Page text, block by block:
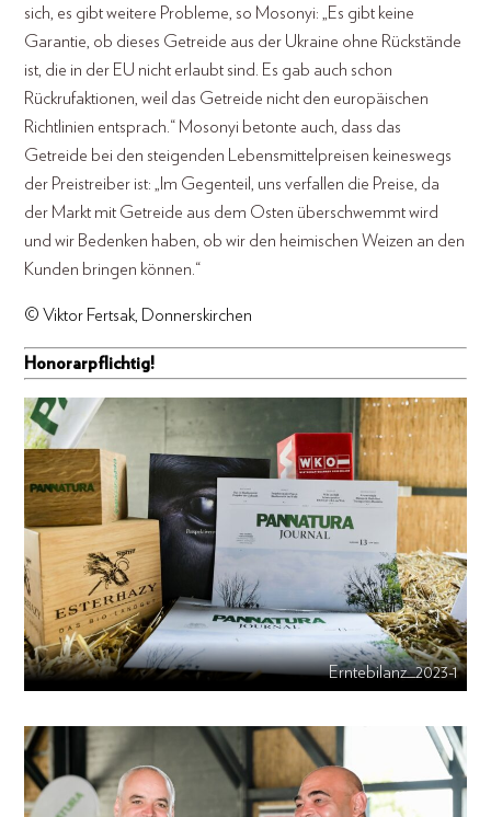
sich, es gibt weitere Probleme, so Mosonyi: „Es gibt keine
Garantie, ob dieses Getreide aus der Ukraine ohne Rückstände
ist, die in der EU nicht erlaubt sind. Es gab auch schon
Rückrufaktionen, weil das Getreide nicht den europäischen
Richtlinien entsprach.“ Mosonyi betonte auch, dass das
Getreide bei den steigenden Lebensmittelpreisen keineswegs
der Preistreiber ist: „Im Gegenteil, uns verfallen die Preise, da
der Markt mit Getreide aus dem Osten überschwemmt wird
und wir Bedenken haben, ob wir den heimischen Weizen an den
Kunden bringen können.“
© Viktor Fertsak, Donnerskirchen
Honorarpflichtig!
Erntebilanz_2023-1